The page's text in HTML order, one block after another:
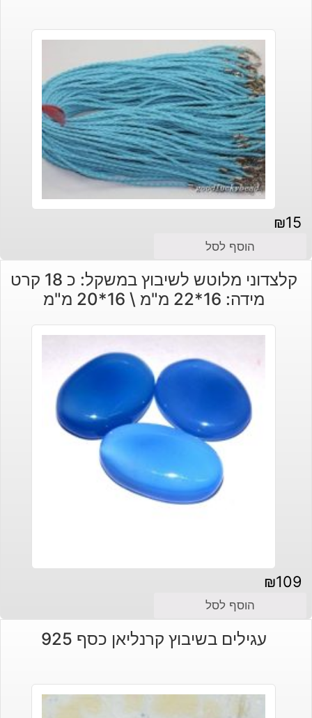
₪15
הוסף לסל
קלצדוני מלוטש לשיבוץ במשקל: כ 18 קרט
מידה: 16*22 מ"מ \ 16*20 מ"מ
₪109
הוסף לסל
עגילים בשיבוץ קרנליאן כסף 925